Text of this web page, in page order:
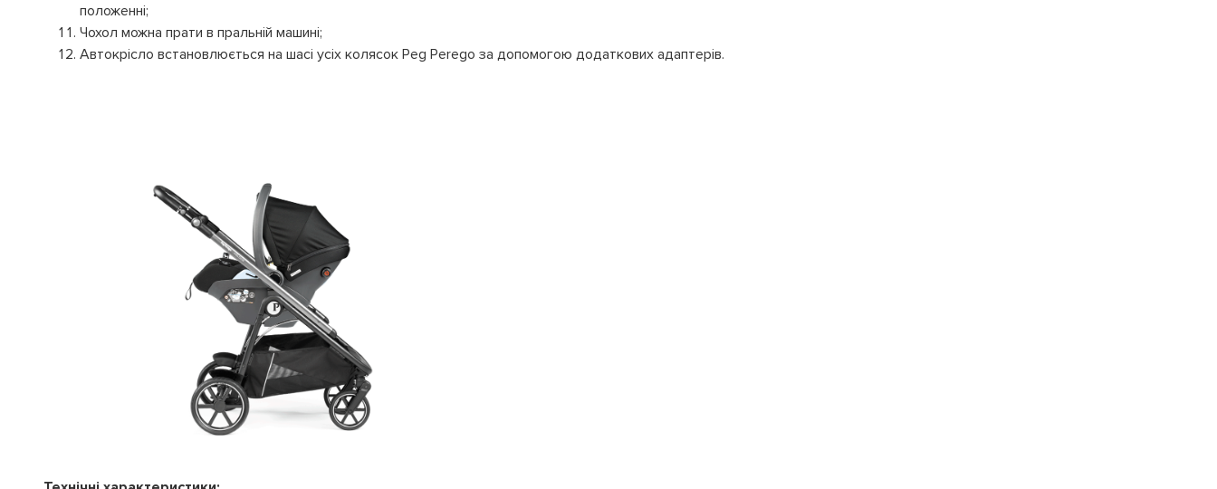
положенні;
Чохол можна прати в пральній машині;
Автокрісло встановлюється на шасі усіх колясок Peg Perego за допомогою додаткових адаптерів.